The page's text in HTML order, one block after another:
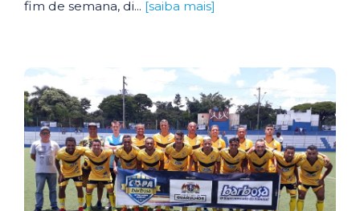
fim de semana, di... [saiba mais]